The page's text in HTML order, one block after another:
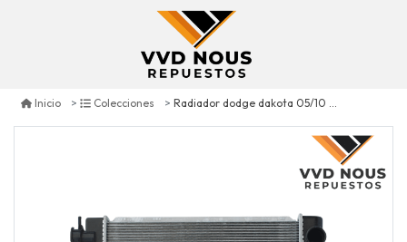
Inicio Colecciones Radiador dodge dakota 05/10 3.7